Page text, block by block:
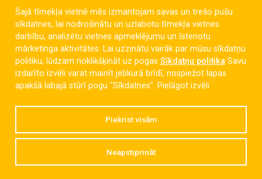
Celmu iela 6, Liepāja, LV-3405
dzintaravsk@liepaja.edu.lv
+371 634 427 10
Šajā tīmekļa vietnē mēs izmantojam savas un trešo pušu
sīkdatnes, lai nodrošinātu un uzlabotu tīmekļa vietnes
darbību, analizētu vietnes apmeklējumu un īstenotu
mārketinga aktivitātes. Lai uzzinātu vairāk par mūsu sīkdatņu
politiku, lūdzam noklikšķināt uz pogas Sīkdatņu politikaSavu
izdarīto izvēli varat mainīt jebkurā brīdī, nospiežot lapas
apakšā labajā stūrī pogu "Sīkdatnes". Pielāgot izvēli
Piekrist visām
Neapstiprināt